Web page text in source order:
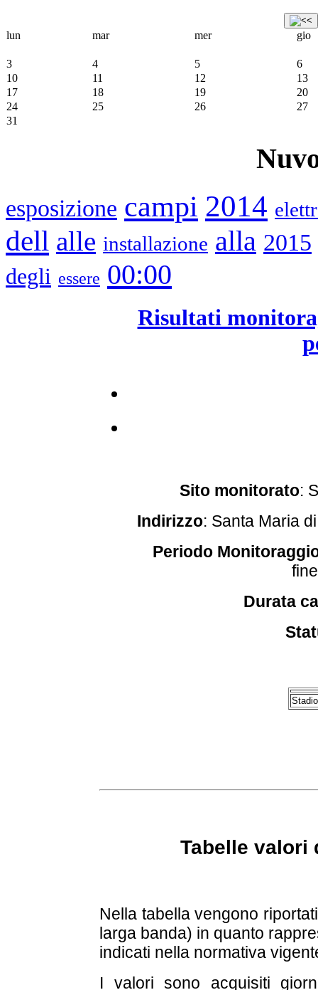
lun
mar mer gio
3 4 5
6
10
11 12
13
17
18 19
20
24
25 26
27
31
esposizione campi 2014
dell alle installazione alla 2015
degli essere 00:00
Risultati
Sito monitorato:
Indirizzo: Santa Maria
Periodo
Durata
Tabelle valori
Nella tabella vengono
larga banda) in quanto
indicati nella normativa
I valori sono acquisiti